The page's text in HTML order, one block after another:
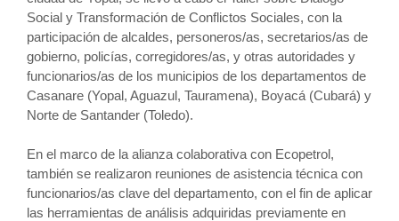
Social y Transformación de Conflictos Sociales, con la
participación de alcaldes, personeros/as, secretarios/as de
gobierno, policías, corregidores/as, y otras autoridades y
funcionarios/as de los municipios de los departamentos de
Casanare (Yopal, Aguazul, Tauramena), Boyacá (Cubará) y
Norte de Santander (Toledo).
En el marco de la alianza colaborativa con Ecopetrol,
también se realizaron reuniones de asistencia técnica con
funcionarios/as clave del departamento, con el fin de aplicar
las herramientas de análisis adquiridas previamente en